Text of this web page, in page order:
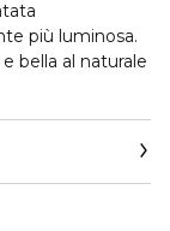
più luminosa.
bella al naturale